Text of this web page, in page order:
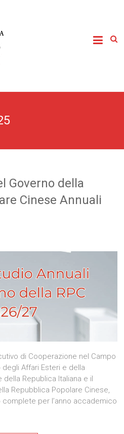
Governo della
Cinese Annuali
di Cooperazione nel Campo
degli Affari Esteri e della
Republica Italiana e il
Repubblica Popolare Cinese,
per l’anno accademico